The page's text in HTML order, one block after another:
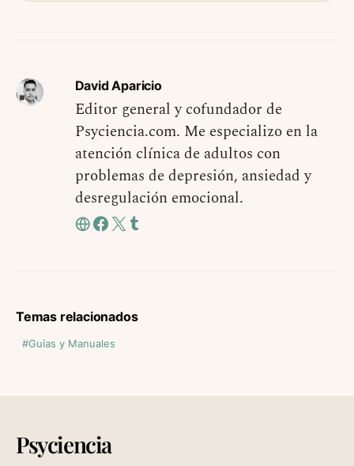
David Aparicio
Editor general y cofundador de
Psyciencia.com. Me especializo en la
atención clínica de adultos con
problemas de depresión, ansiedad y
desregulación emocional.
Temas relacionados
Guías y Manuales
Psyciencia